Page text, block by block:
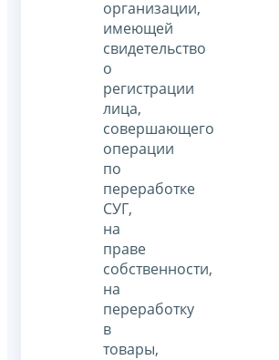
организации,
имеющей
свидетельство
о
регистрации
лица,
совершающего
операции
по
переработке
СУГ,
на
праве
собственности,
на
переработку
в
товары,